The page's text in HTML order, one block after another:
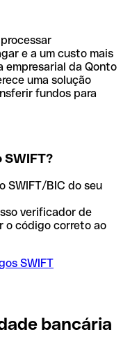
e a um custo mais
empresarial da Qonto
uma solução
fundos para
SWIFT/BIC do seu
verificador de
o código correto ao
SWIFT
bancária